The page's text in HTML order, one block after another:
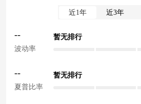
近1年 近3年
--
波动率
暂无排行
--
夏普比率
暂无排行